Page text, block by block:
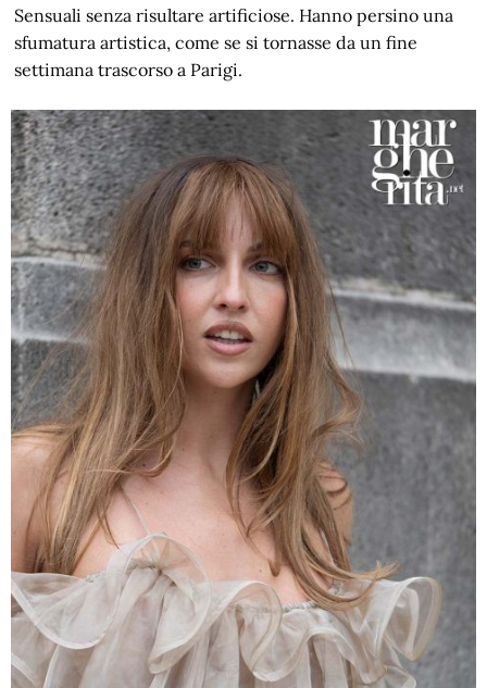
Sensuali senza risultare artificiose. Hanno persino una
sfumatura artistica, come se si tornasse da un fine
settimana trascorso a Parigi.